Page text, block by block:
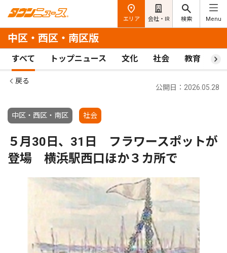
エリア 会社・IR 検索 Menu
中区・西区・南区版
すべて トップニュース 文化 社会 教育 ス
戻る
中区・西区・南区 社会
公開日：2026.05.28
５月30日、31日 フラワースポットが
登場 横浜駅西口ほか３カ所で